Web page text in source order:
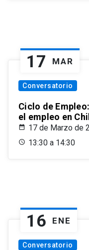
17 MAR
Conversatorio
Ciclo de
el empleo en
17 de Marzo de
13:30 a 14:30
16 ENE
Conversatorio